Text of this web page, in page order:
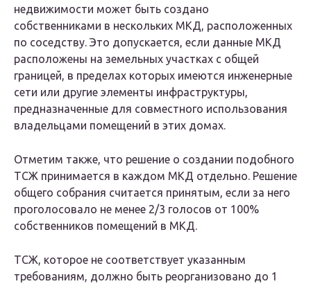
недвижимости может быть создано
собственниками в нескольких МКД, расположенных
по соседству. Это допускается, если данные МКД
расположены на земельных участках с общей
границей, в пределах которых имеются инженерные
сети или другие элементы инфраструктуры,
предназначенные для совместного использования
владельцами помещений в этих домах.
Отметим также, что решение о создании подобного
ТСЖ принимается в каждом МКД отдельно. Решение
общего собрания считается принятым, если за него
проголосовало не менее 2/3 голосов от 100%
собственников помещений в МКД.
ТСЖ, которое не соответствует указанным
требованиям, должно быть реорганизовано до 1